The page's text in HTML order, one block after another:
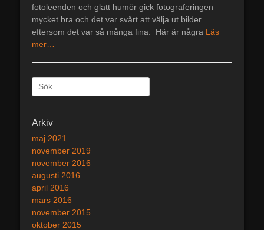
fotoleenden och glatt humör gick fotograferingen
mycket bra och det var svårt att välja ut bilder
eftersom det var så många fina. Här är några Läs
mer…
Sök
efter:
Arkiv
maj 2021
november 2019
november 2016
augusti 2016
april 2016
mars 2016
november 2015
oktober 2015